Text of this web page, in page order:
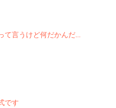
て言うけど何だかんだ...
です